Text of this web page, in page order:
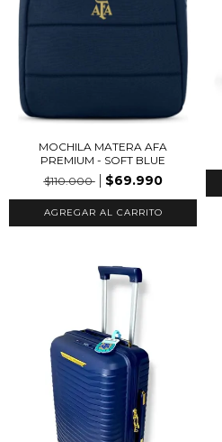
MOCHILA MATERA AFA
PREMIUM - SOFT BLUE
$110.000
$69.990